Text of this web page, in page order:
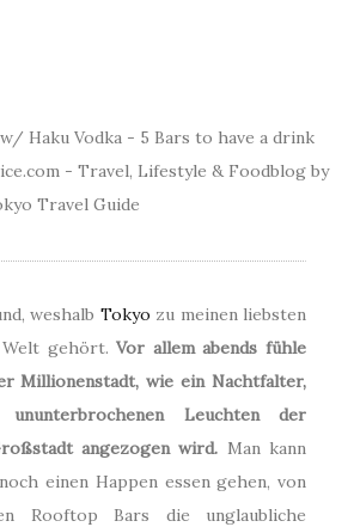
weshalb Tokyo zu meinen liebsten
Welt gehört.Vor allem abends fühle
Millionenstadt, wie ein Nachtfalter,
Leuchten der
angezogen wird. Man kann
einen Happen essen gehen, von
Rooftop Bars die unglaubliche